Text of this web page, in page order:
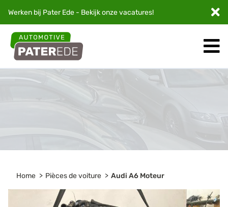
Werken bij Pater Ede - Bekijk onzevacatures!
Home Pièces de voiture Audi A6 Moteur